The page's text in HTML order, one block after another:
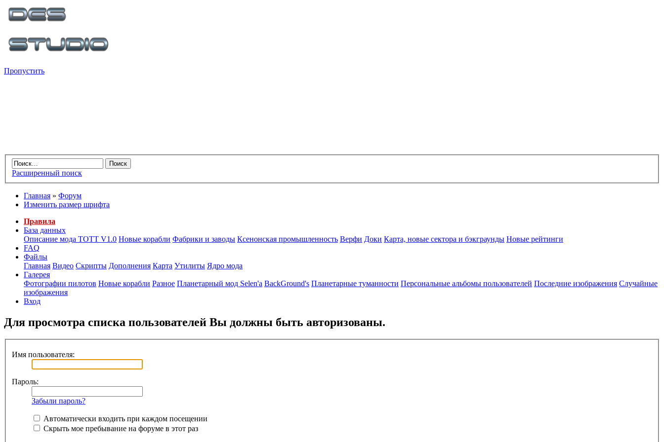
Пропустить
Расширенный поиск
Главная » Форум
Изменить размер шрифта
Правила
База данных
Описание мода ТОТТ V1.0 Новые корабли Фабрики и заводы Ксенонская промышленность Верфи Доки Карта, новые сектора и бэкграунды Новые рейтинги
FAQ
Файлы
Главная Видео Скрипты Дополнения Карта Утилиты Ядро мода
Галерея
Фотографии пилотов Новые корабли Разное Планетарный мод Selen'a BackGround's Планетарные туманности Персональные альбомы пользователей Последние изображения Случайные
изображения
Вход
Для просмотра списка пользователей Вы должны быть авторизованы.
Имя пользователя:
Пароль:
Забыли пароль?
Автоматически входить при каждом посещении
Скрыть мое пребывание на форуме в этот раз